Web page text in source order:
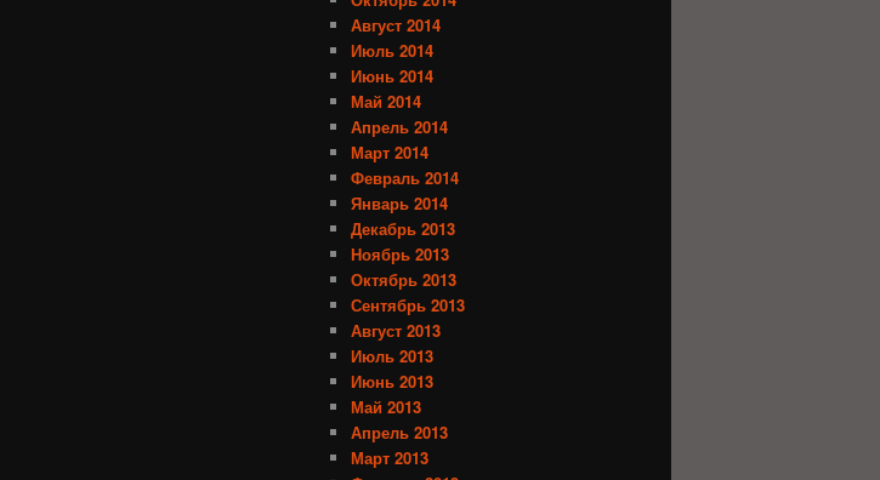
Август 2014
Июль 2014
Июнь 2014
Май 2014
Апрель 2014
Март 2014
Февраль 2014
Январь 2014
Декабрь 2013
Ноябрь 2013
Октябрь 2013
Сентябрь 2013
Август 2013
Июль 2013
Июнь 2013
Май 2013
Апрель 2013
Март 2013